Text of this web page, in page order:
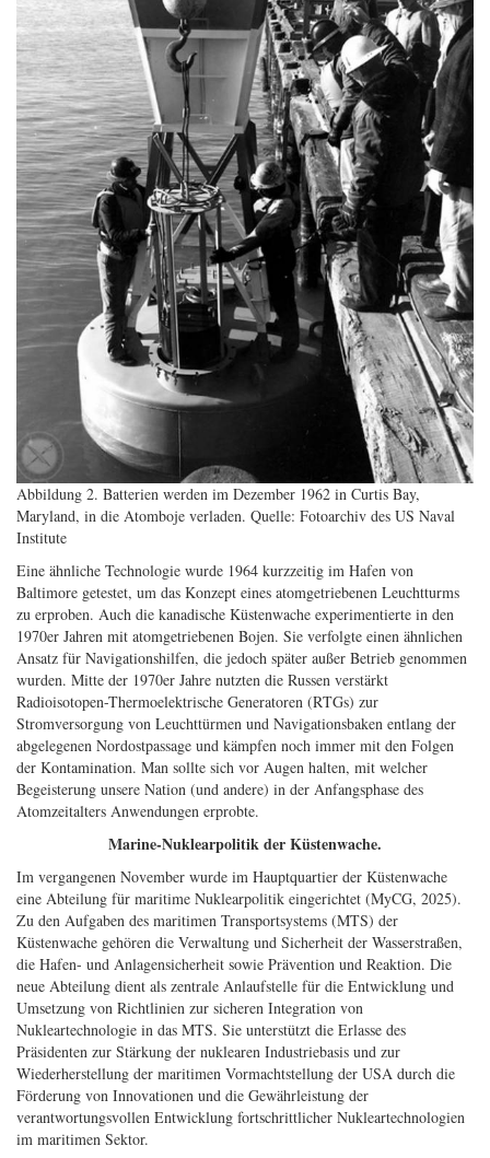
Abbildung 2. Batterien werden im Dezember 1962 in Curtis Bay,
Maryland, in die Atomboje verladen. Quelle: Fotoarchiv des US Naval
Institute
Eine ähnliche Technologie wurde 1964 kurzzeitig im Hafen von
Baltimore getestet, um das Konzept eines atomgetriebenen Leuchtturms
zu erproben. Auch die kanadische Küstenwache experimentierte in den
1970er Jahren mit atomgetriebenen Bojen. Sie verfolgte einen ähnlichen
Ansatz für Navigationshilfen, die jedoch später außer Betrieb genommen
wurden. Mitte der 1970er Jahre nutzten die Russen verstärkt
Radioisotopen-Thermoelektrische Generatoren (RTGs) zur
Stromversorgung von Leuchttürmen und Navigationsbaken entlang der
abgelegenen Nordostpassage und kämpfen noch immer mit den Folgen
der Kontamination. Man sollte sich vor Augen halten, mit welcher
Begeisterung unsere Nation (und andere) in der Anfangsphase des
Atomzeitalters Anwendungen erprobte.
Marine-Nuklearpolitik der Küstenwache.
Im vergangenen November wurde im Hauptquartier der Küstenwache
eine Abteilung für maritime Nuklearpolitik eingerichtet (MyCG, 2025).
Zu den Aufgaben des maritimen Transportsystems (MTS) der
Küstenwache gehören die Verwaltung und Sicherheit der Wasserstraßen,
die Hafen- und Anlagensicherheit sowie Prävention und Reaktion. Die
neue Abteilung dient als zentrale Anlaufstelle für die Entwicklung und
Umsetzung von Richtlinien zur sicheren Integration von
Nukleartechnologie in das MTS. Sie unterstützt die Erlasse des
Präsidenten zur Stärkung der nuklearen Industriebasis und zur
Wiederherstellung der maritimen Vormachtstellung der USA durch die
Förderung von Innovationen und die Gewährleistung der
verantwortungsvollen Entwicklung fortschrittlicher Nukleartechnologien
im maritimen Sektor.